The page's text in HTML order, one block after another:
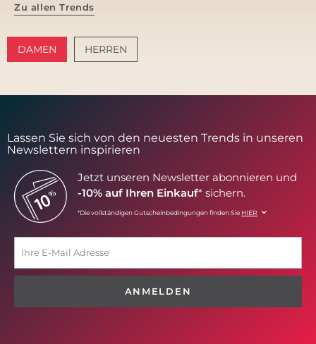
Zu allen Trends
DAMEN HERREN
Lassen Sie sich von den neuesten Trends in unseren
Newslettern inspirieren
Jetzt unseren Newsletter abonnieren und
-10% auf Ihren Einkauf* sichern.
*Die vollständigen Gutscheinbedingungen finden Sie HIER
ANMELDEN